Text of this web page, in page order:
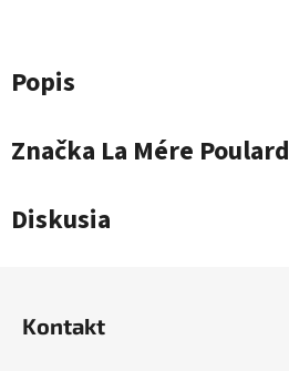
Popis
Značka La Mére Poulard
Diskusia
Kontakt